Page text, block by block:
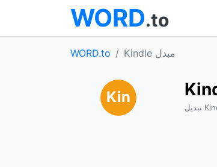
WORD.to
WORD.to Kindle مبدل
Kin